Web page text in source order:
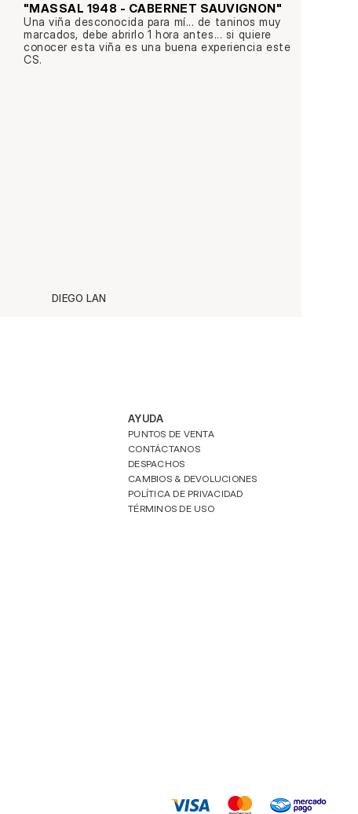
"MASSAL 1948 - CABERNET SAUVIGNON"
Una viña desconocida para mí... de taninos muy
marcados, debe abrirlo 1 hora antes... si quiere
conocer esta viña es una buena experiencia este
CS.
DIEGO LAN
AYUDA
PUNTOS DE VENTA
CONTÁCTANOS
DESPACHOS
CAMBIOS & DEVOLUCIONES
POLÍTICA DE PRIVACIDAD
TÉRMINOS DE USO